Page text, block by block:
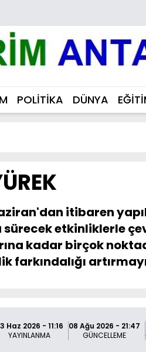
POLİTİKA DÜNYA
itibaren
etkinliklerle
kadar birçok
farkındalığı
Haz 2026 - 11:16
YAYINLANMA
08 Ağu 2026 - 21:47
GÜNCELLEME